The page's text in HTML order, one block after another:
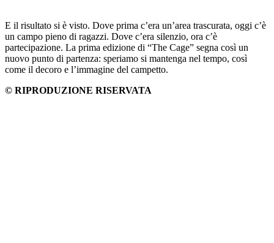
E il risultato si è visto. Dove prima c’era un’area trascurata, oggi c’è
un campo pieno di ragazzi. Dove c’era silenzio, ora c’è
partecipazione. La prima edizione di “The Cage” segna così un
nuovo punto di partenza: speriamo si mantenga nel tempo, così
come il decoro e l’immagine del campetto.
© RIPRODUZIONE RISERVATA